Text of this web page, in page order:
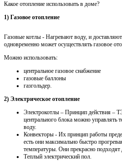
Какое отопление использовать в доме?
1) Газовое отопление
Газовые котлы - Нагревают воду, и
одновременно может осуществлять газовое
Можно использовать:
центральное газовое снабжение
газовые баллоны
газгольдер.
2) Электрическое отопление
Электрокотлы – Принцип действия –
центрального блока можно управлять
воду.
Конвекторы - Их принцип работы
есть они максимально быстро
температуры. Они прекрасно
Теплый электрический пол.